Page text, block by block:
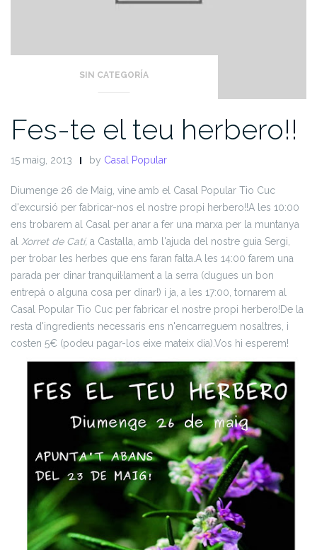
SIN CATEGORÍA
Fes-te el teu herbero!!
15 maig, 2013 by Casal Popular
Diumenge 26 de Maig, vine amb el Casal Popular Tio Cuc
d'excursió per fabricar-nos el nostre propi herbero!!A les 10:00
ens trobarem al Casal per anar a fer una marxa per la muntanya
al Xorret de Catí, a Castalla, amb l'ajuda del nostre guia Sergi,
per trobar les herbes que ens faran falta. A les 14:00 farem una
parada per dinar tranquil·lament a la serra (dugues un bon
entrepà o alguna cosa per dinar!) i ja, a les 17:00, tornarem al
Casal Popular Tio Cuc per fabricar el nostre propi herbero!De la
resta d'ingredients necessaris ens n'encarreguem nosaltres, i
costen 5€ (podeu pagar-los eixe mateix dia).Vos hi esperem!